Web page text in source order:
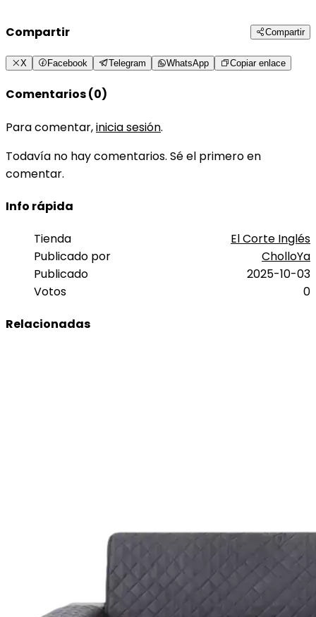
Compartir Compartir
X Facebook Telegram WhatsApp Copiar enlace
Comentarios (0)
Para comentar,inicia sesión.
Todavía no hay comentarios. Sé el primero en
comentar.
Info rápida
Tienda
El Corte Inglés
Publicado por
CholloYa
Publicado
2025-10-03
Votos
0
Relacionadas